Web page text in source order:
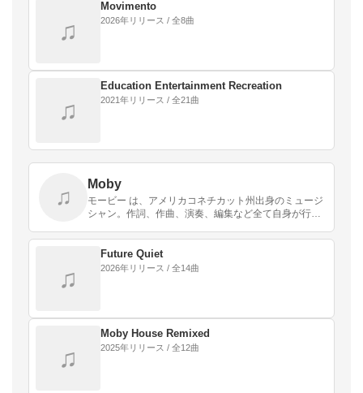
♫
Movimento
2026年リリース / 全8曲
♫
Education Entertainment Recreation
2021年リリース / 全21曲
♫
Moby
モービー は、アメリカコネチカット州出身のミュージ
シャン。作詞、作曲、演奏、編集など全て自身が行
スは2000万枚を記録している。
♫
Future Quiet
2026年リリース / 全14曲
♫
Moby House Remixed
2025年リリース / 全12曲